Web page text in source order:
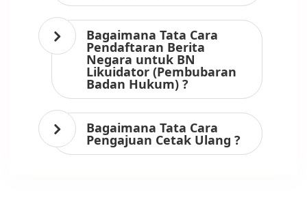
Bagaimana Tata Cara
Pendaftaran Berita
Negara untuk BN
Likuidator (Pembubaran
Badan Hukum) ?
Bagaimana Tata Cara
Pengajuan Cetak Ulang ?